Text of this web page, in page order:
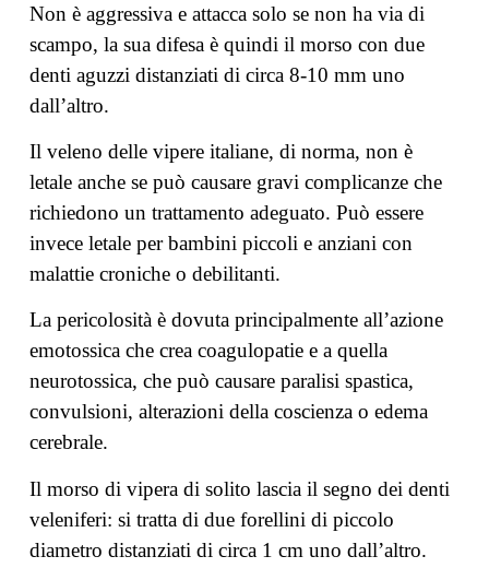
Non è aggressiva e attacca solo se non ha via di
scampo, la sua difesa è quindi il morso con due
denti aguzzi distanziati di circa 8-10 mm uno
dall’altro.
Il veleno delle vipere italiane, di norma, non è
letale anche se può causare gravi complicanze che
richiedono un trattamento adeguato. Può essere
invece letale per bambini piccoli e anziani con
malattie croniche o debilitanti.
La pericolosità è dovuta principalmente all’azione
emotossica che crea coagulopatie e a quella
neurotossica, che può causare paralisi spastica,
convulsioni, alterazioni della coscienza o edema
cerebrale.
Il morso di vipera di solito lascia il segno dei denti
veleniferi: si tratta di due forellini di piccolo
diametro distanziati di circa 1 cm uno dall’altro.